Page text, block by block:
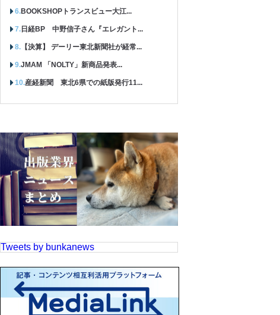
BOOKSHOPトランスビュー大江...
日経BP 中野信子さん『エレガント...
【決算】 デーリー東北新聞社が経常...
JMAM 「NOLTY」新商品発表...
産経新聞 東北6県での紙版発行11...
Tweets by bunkanews